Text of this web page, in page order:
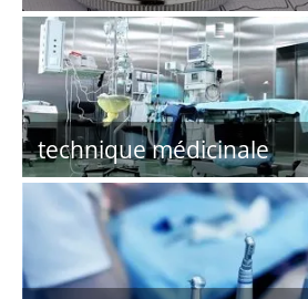
technique médicinale